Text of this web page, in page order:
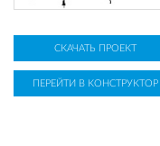
СКАЧАТЬ ПРОЕКТ
ПЕРЕЙТИ В КОНСТРУКТОР